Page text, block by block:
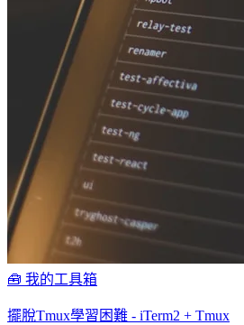
🧰️ 我的工具箱
擺脫Tmux學習困難 - iTerm2 + Tmux